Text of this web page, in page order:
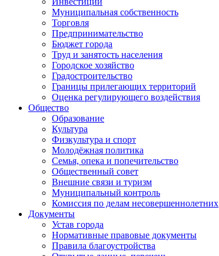
Муниципальная собственность
Торговля
Предпринимательство
Бюджет города
Труд и занятость населения
Городское хозяйство
Градостроительство
Границы прилегающих территорий
Оценка регулирующего воздействия
Общество
Образование
Культура
Физкультура и спорт
Молодёжная политика
Семья, опека и попечительство
Общественный совет
Внешние связи и туризм
Муниципальный контроль
Комиссия по делам несовершеннолетних
Документы
Устав города
Нормативные правовые документы
Правила благоустройства